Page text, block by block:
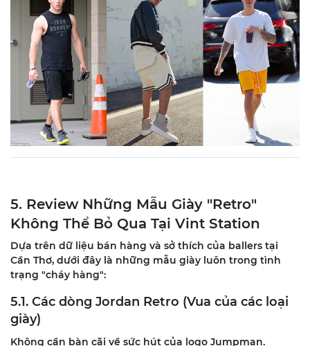
5. Review Những Mẫu Giày "Retro"
Không Thể Bỏ Qua Tại Vint Station
Dựa trên dữ liệu bán hàng và sở thích của ballers tại
Cần Thơ, dưới đây là những mẫu giày luôn trong tình
trạng "cháy hàng":
5.1. Các dòng Jordan Retro (Vua của các loại
giày)
Không cần bàn cãi về sức hút của logo Jumpman.